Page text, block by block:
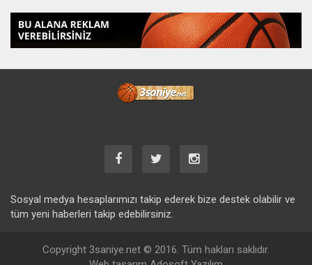
Sosyal medya hesaplarımızı takip ederek bize destek olabilir ve
tüm yeni haberleri takip edebilirsiniz.
Copyright 3saniye.net © 2016. Tüm hakları saklıdır.